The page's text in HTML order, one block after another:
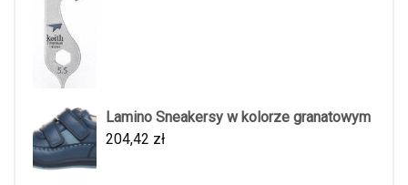
Lamino Sneakersy w kolorze granatowym
204,42 zł